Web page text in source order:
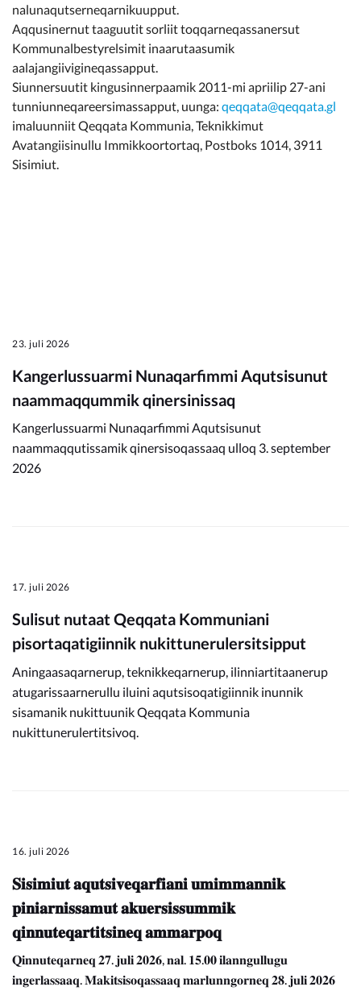
nalunaqutserneqarnikuupput.
Aqqusinernut taaguutit sorliit toqqarneqassanersut
Kommunalbestyrelsimit inaarutaasumik
aalajangiivigineqassapput.
Siunnersuutit kingusinnerpaamik 2011-mi apriilip 27-ani
tunniunneqareersimassapput, uunga: qeqqata@qeqqata.gl
imaluunniit Qeqqata Kommunia, Teknikkimut
Avatangiisinullu Immikkoortortaq, Postboks 1014, 3911
Sisimiut.
23. juli 2026
Kangerlussuarmi Nunaqarfimmi Aqutsisunut
naammaqqummik qinersinissaq
Kangerlussuarmi Nunaqarfimmi Aqutsisunut
naammaqqutissamik qinersisoqassaaq ulloq 3. september
2026
17. juli 2026
Sulisut nutaat Qeqqata Kommuniani
pisortaqatigiinnik nukittunerulersitsipput
Aningaasaqarnerup, teknikkeqarnerup, ilinniartitaanerup
atugarissaarnerullu iluini aqutsisoqatigiinnik inunnik
sisamanik nukittuunik Qeqqata Kommunia
nukittunerulertitsivoq.
16. juli 2026
𝐒𝐢𝐬𝐢𝐦𝐢𝐮𝐭 𝐚𝐪𝐮𝐭𝐬𝐢𝐯𝐞𝐪𝐚𝐫𝐟𝐢𝐚𝐧𝐢 𝐮𝐦𝐢𝐦𝐦𝐚𝐧𝐧𝐢𝐤
𝐩𝐢𝐧𝐢𝐚𝐫𝐧𝐢𝐬𝐬𝐚𝐦𝐮𝐭 𝐚𝐤𝐮𝐞𝐫𝐬𝐢𝐬𝐬𝐮𝐦𝐦𝐢𝐤
𝐪𝐢𝐧𝐧𝐮𝐭𝐞𝐪𝐚𝐫𝐭𝐢𝐭𝐬𝐢𝐧𝐞𝐪 𝐚𝐦𝐦𝐚𝐫𝐩𝐨𝐪
𝐐𝐢𝐧𝐧𝐮𝐭𝐞𝐪𝐚𝐫𝐧𝐞𝐪 𝟐𝟕. 𝐣𝐮𝐥𝐢 𝟐𝟎𝟐𝟔, 𝐧𝐚𝐥. 𝟏𝟓.𝟎𝟎 𝐢𝐥𝐚𝐧𝐧𝐠𝐮𝐥𝐥𝐮𝐠𝐮
𝐢𝐧𝐠𝐞𝐫𝐥𝐚𝐬𝐬𝐚𝐚𝐪. 𝐌𝐚𝐤𝐢𝐭𝐬𝐢𝐬𝐨𝐪𝐚𝐬𝐬𝐚𝐚𝐪 𝐦𝐚𝐫𝐥𝐮𝐧𝐧𝐠𝐨𝐫𝐧𝐞𝐪 𝟐𝟖. 𝐣𝐮𝐥𝐢 𝟐𝟎𝟐𝟔